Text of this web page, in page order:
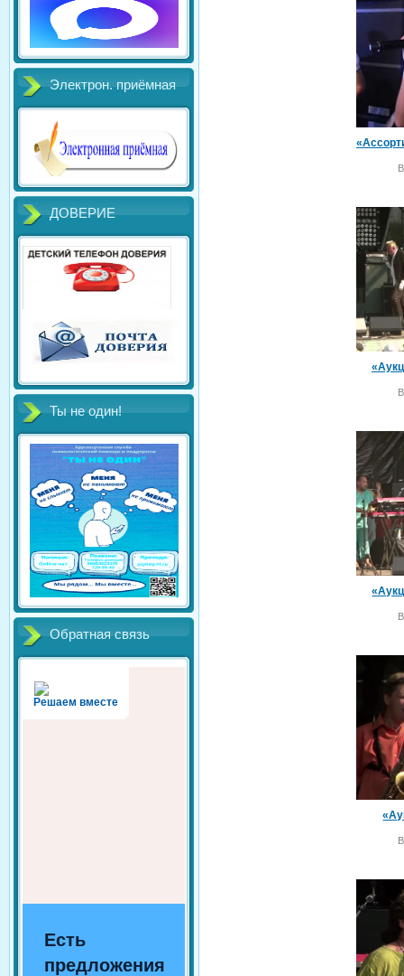
Электрон. приёмная
ДОВЕРИЕ
Ты не один!
Обратная связь
Решаем вместе
Есть
предложения